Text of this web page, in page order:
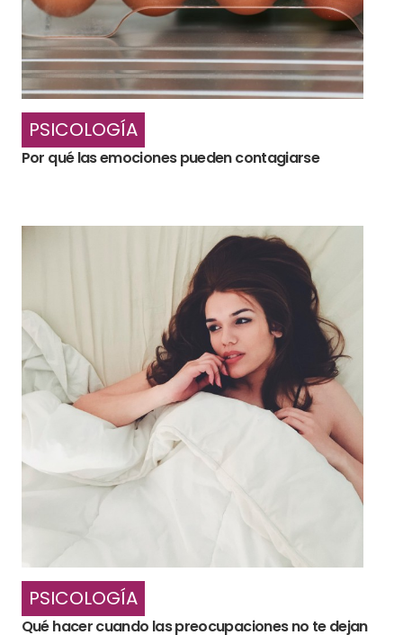
PSICOLOGÍA
Por qué las emociones pueden contagiarse
PSICOLOGÍA
Qué hacer cuando las preocupaciones no te dejan